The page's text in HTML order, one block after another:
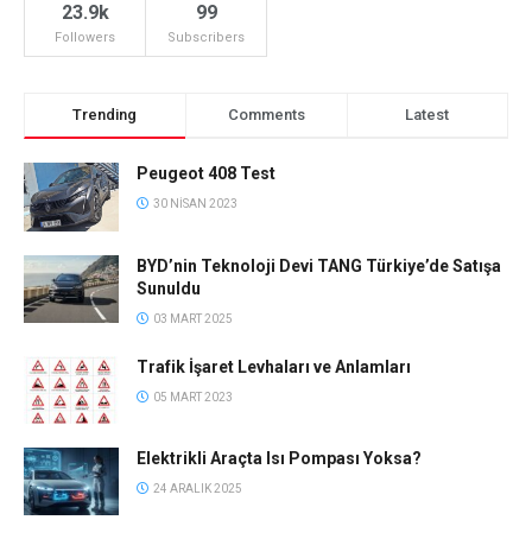
23.9k
Followers
99
Subscribers
Trending Comments Latest
Peugeot 408 Test
30 NISAN 2023
BYD’nin Teknoloji Devi TANG Türkiye’de Satışa
Sunuldu
03 MART 2025
Trafik İşaret Levhaları ve Anlamları
05 MART 2023
Elektrikli Araçta Isı Pompası Yoksa?
24 ARALIK 2025